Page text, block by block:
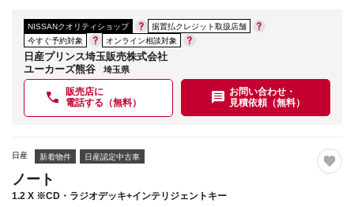
NISSANクオリティショップ
据置払クレジット取扱店舗
今すぐ予約対象
オンライン相談対象
日産プリンス埼玉販売株式会社
ユーカーズ熊谷
埼玉県
販売店に
電話する（無料）
お問い合わせ・
見積依頼（無料）
日産 新着物件 日産認定中古車
ノート
1.2 X ※CD・ラジオデッキ+インテリジェントキー